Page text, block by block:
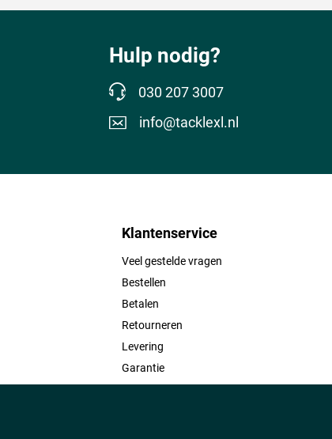
Hulp nodig?
030 207 3007
info@tacklexl.nl
Klantenservice
Veel gestelde vragen
Bestellen
Betalen
Retourneren
Levering
Garantie